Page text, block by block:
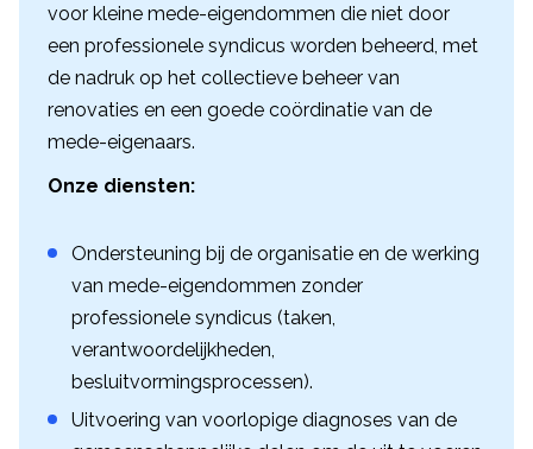
voor kleine mede-eigendommen die niet door
een professionele syndicus worden beheerd, met
de nadruk op het collectieve beheer van
renovaties en een goede coördinatie van de
mede-eigenaars.
Onze diensten:
Ondersteuning bij de organisatie en de werking
van mede-eigendommen zonder
professionele syndicus (taken,
verantwoordelijkheden,
besluitvormingsprocessen).
Uitvoering van voorlopige diagnoses van de